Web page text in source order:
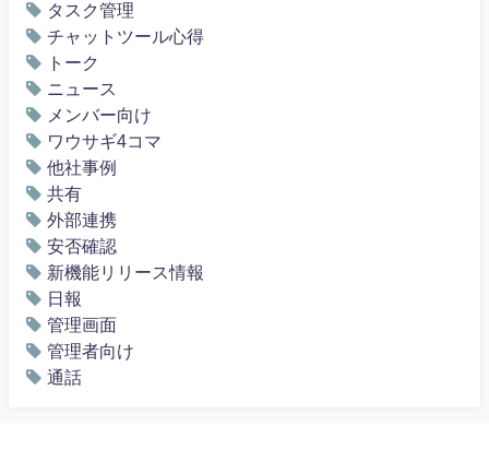
タスク管理
チャットツール心得
トーク
ニュース
メンバー向け
ワウサギ4コマ
他社事例
共有
外部連携
安否確認
新機能リリース情報
日報
管理画面
管理者向け
通話